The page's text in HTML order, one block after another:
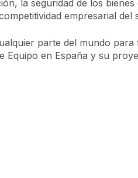
la seguridad de los bienes
empresarial del
parte del mundo para
Equipo en España y su